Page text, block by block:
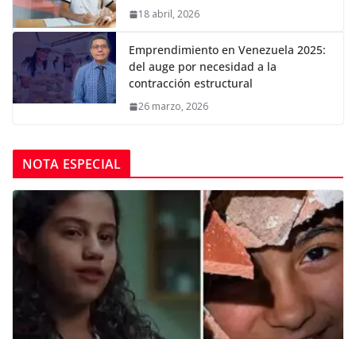
18 abril, 2026
Emprendimiento en Venezuela 2025:
del auge por necesidad a la
contracción estructural
26 marzo, 2026
NOTA ESPECIAL